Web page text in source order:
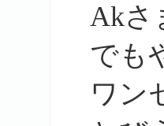
Akさ
でも
ワン